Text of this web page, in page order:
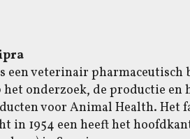
een veterinair
het onderzoek, de productie en
voor Animal Health. Het
in 1954 een heeft het